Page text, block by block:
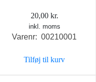
20,00 kr.
inkl. moms
Varenr: 00210001
Tilføj til kurv